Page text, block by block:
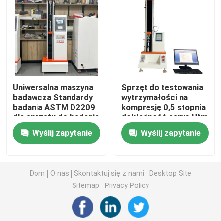
Uniwersalna maszyna testująca
Maszyna do testowania środowiska
Dynamiczna maszyna do wyważania
Maszyna do testowania gumy
Sprzęt do testowania tworzyw sztucznych w
przyrządy do testowania opakowań
Uniwersalna maszyna
badawcza Standardy
badania ASTM D2209
dla sprzętu do badania
wytrzymałości skóry
5kn Max Load
Wyślij zapytanie
Sprzęt do testowania
wytrzymałości na
kompresję 0,5 stopnia
dokładność servo Utm
2kn Max Load Push-
Type Spray Head
Nozzle
Wyślij zapytanie
Dom O nas Skontaktuj się z nami
Desktop Site
Sitemap
Privacy Policy